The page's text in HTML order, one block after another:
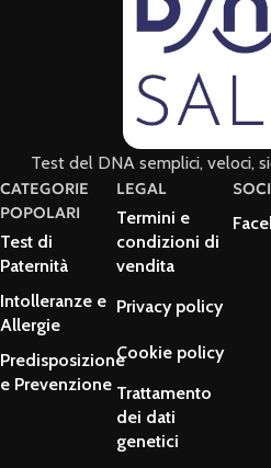
Test del DNA semplici, veloci,
CATEGORIE
POPOLARI
Test di
Paternità
Intolleranze e
Allergie
Predisposizione
e Prevenzione
LEGAL
Termini e
condizioni di
vendita
Privacy policy
Cookie policy
Trattamento
dei dati
genetici